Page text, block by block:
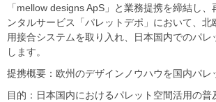
「mellow designs ApS」と業務提携を締結し
ンタルサービス「パレットデポ」において、北
用接合システムを取り入れ、日本国内でのパレ
します。
提携概要：欧州のデザインノウハウを国内パレ
目的：日本国内におけるパレット空間活用の普